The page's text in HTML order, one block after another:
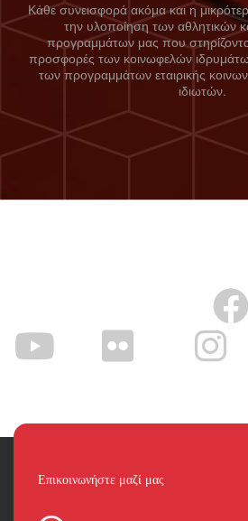
Κάθε συνεισφορά ακόμα και η
την υλοποίηση των αθλητικών
προγραμμάτων μας που
προσφορές των κοινωφελών
των προγραμμάτων εταιρικής
ιδιωτών.
Επικοινωνήστε μαζί μας